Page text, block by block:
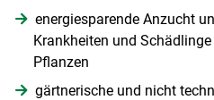
energiesparende Anzucht
Krankheiten und
Pflanzen
gärtnerische und nicht